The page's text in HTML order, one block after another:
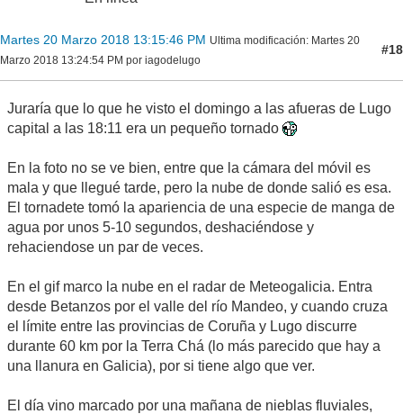
Martes 20 Marzo 2018 13:15:46 PM Ultima modificación: Martes 20
Marzo 2018 13:24:54 PM por iagodelugo
#18
Juraría que lo que he visto el domingo a las afueras de Lugo
capital a las 18:11 era un pequeño tornado
En la foto no se ve bien, entre que la cámara del móvil es
mala y que llegué tarde, pero la nube de donde salió es esa.
El tornadete tomó la apariencia de una especie de manga de
agua por unos 5-10 segundos, deshaciéndose y
rehaciendose un par de veces.
En el gif marco la nube en el radar de Meteogalicia. Entra
desde Betanzos por el valle del río Mandeo, y cuando cruza
el límite entre las provincias de Coruña y Lugo discurre
durante 60 km por la Terra Chá (lo más parecido que hay a
una llanura en Galicia), por si tiene algo que ver.
El día vino marcado por una mañana de nieblas fluviales,